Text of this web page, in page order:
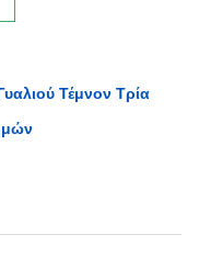
Τέμνον Τρία